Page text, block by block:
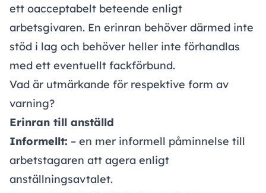
ett oacceptabelt beteende enligt
arbetsgivaren. En erinran behöver därmed inte
stöd i lag och behöver heller inte förhandlas
med ett eventuellt fackförbund.
Vad är utmärkande för respektive form av
varning?
Erinran till anställd
Informellt: – en mer informell påminnelse till
arbetstagaren att agera enligt
anställningsavtalet.